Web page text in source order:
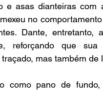
e asas dianteiras
no
Dante,
reforçando que
mas também
como pano de